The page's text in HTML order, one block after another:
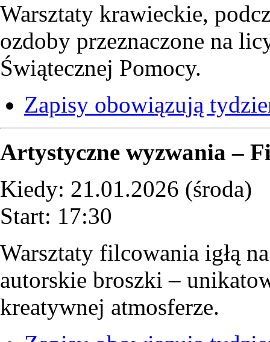
Warsztaty krawieckie,
ozdoby przeznaczone na
Świątecznej Pomocy.
Zapisy obowiązują
Artystyczne wyzwania –
Kiedy: 21.01.2026 (środa)
Start: 17:30
Warsztaty filcowania igłą
autorskie broszki –
kreatywnej atmosferze.